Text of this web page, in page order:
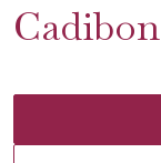
Cadibon